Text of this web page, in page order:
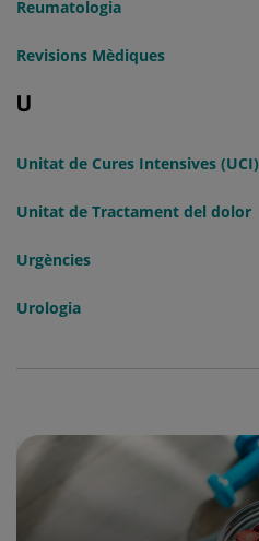
Reumatologia
Revisions Mèdiques
U
Unitat de Cures Intensives (UCI)
Unitat de Tractament del dolor
Urgències
Urologia